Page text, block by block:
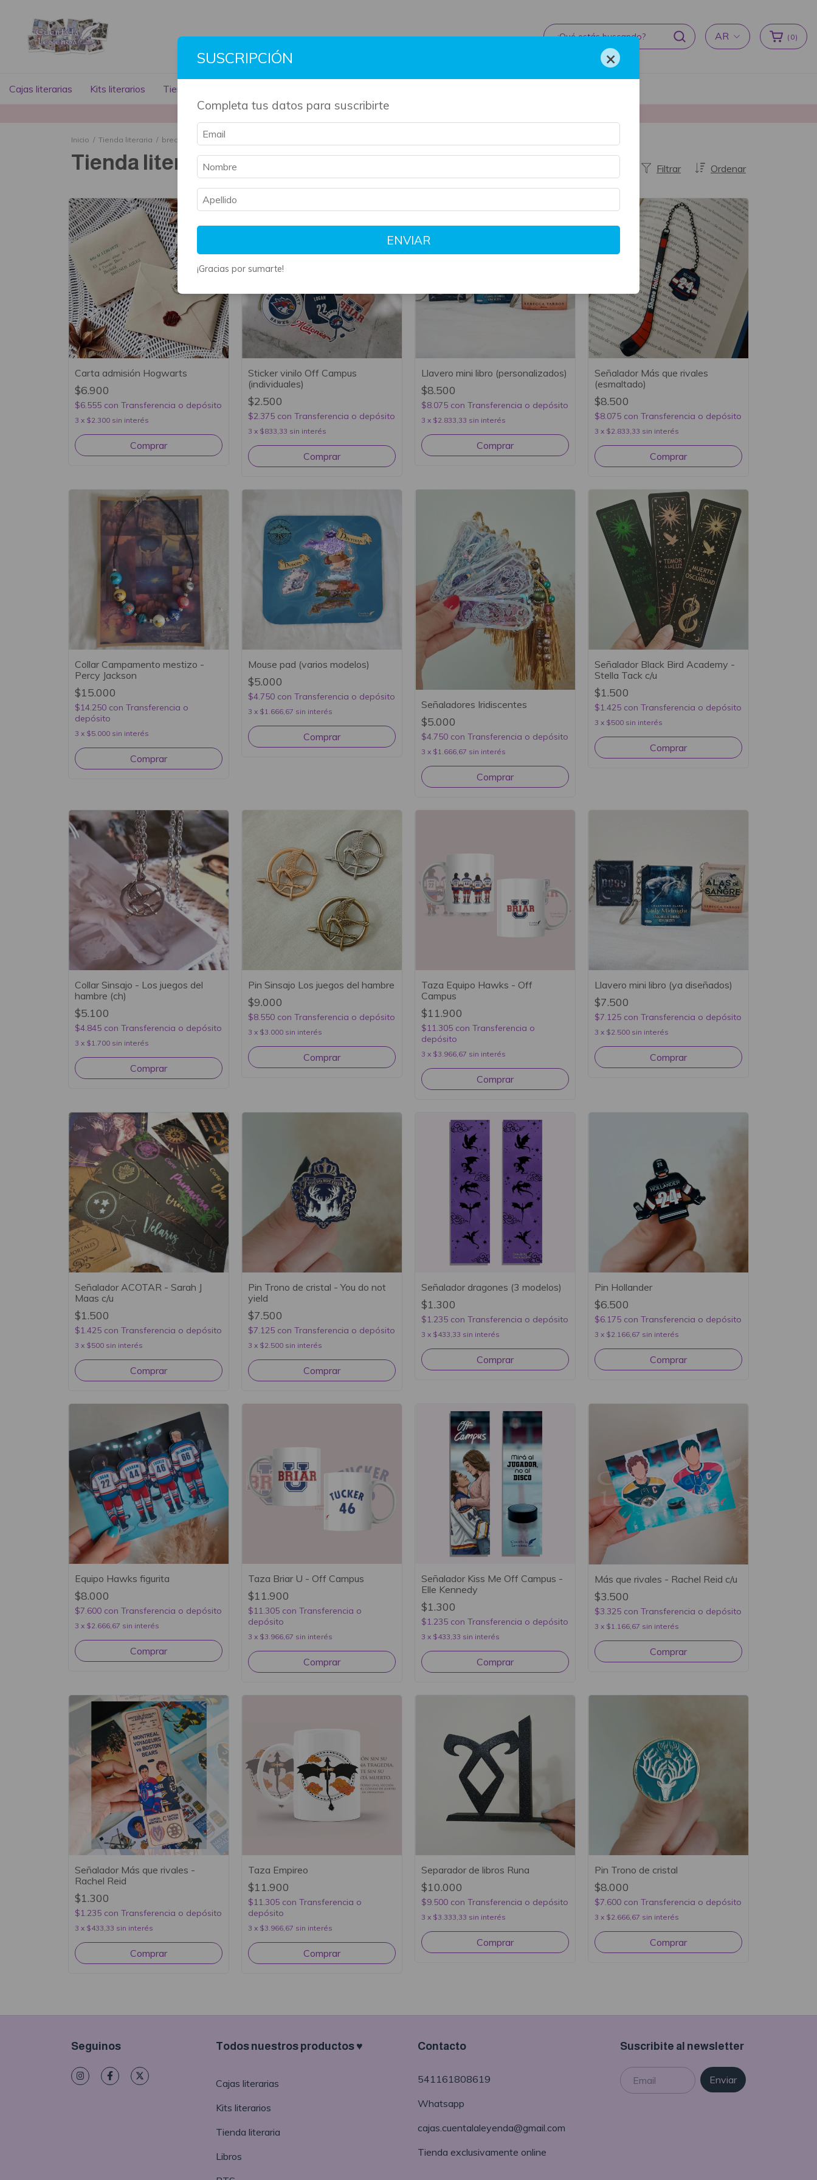
La mayoría de nuestros productos son artesanales y tienen su tiempo de producción ♥
AR ( 0)
Cajas literarias Kits literarios Tienda literaria
Inicio / Tienda literaria / breadcrumbs.marcapaginas-magneticos
Tienda literaria Ordenar
Filtrar
Carta admisión Hogwarts
$6.900
$6.555 con Transferencia o depósito
3 x $2.300 sin interés
Sticker vinilo Off Campus
(individuales)
$2.500
$2.375 con Transferencia o depósito
3 x $833,33 sin interés
Comprar
Llavero mini libro (personalizados)
$8.500
$8.075 con Transferencia o depósito
3 x $2.833,33 sin interés
Señalador Más que rivales
(esmaltado)
$8.500
$8.075 con Transferencia o depósito
3 x $2.833,33 sin interés
Comprar
Collar Campamento mestizo -
Percy Jackson
$15.000
$14.250 con Transferencia o
depósito
3 x $5.000 sin interés
Comprar
Mouse pad (varios modelos)
$5.000
$4.750 con Transferencia o depósito
3 x $1.666,67 sin interés
Comprar
Señaladores Iridiscentes
$5.000
$4.750 con Transferencia o depósito
3 x $1.666,67 sin interés
Comprar
Señalador Black Bird Academy -
Stella Tack c/u
$1.500
$1.425 con Transferencia o depósito
3 x $500 sin interés
Collar Sinsajo - Los juegos del
hambre (ch)
$5.100
$4.845 con Transferencia o depósito
3 x $1.700 sin interés
Pin Sinsajo Los juegos del hambre
$9.000
$8.550 con Transferencia o depósito
3 x $3.000 sin interés
Comprar
Taza Equipo Hawks - Off
Campus
$11.900
$11.305 con Transferencia o
depósito
3 x $3.966,67 sin interés
Llavero mini libro (ya diseñados)
$7.500
$7.125 con Transferencia o depósito
3 x $2.500 sin interés
Señalador ACOTAR - Sarah J
Maas c/u
$1.500
$1.425 con Transferencia o depósito
3 x $500 sin interés
Pin Trono de cristal - You do not
yield
$7.500
$7.125 con Transferencia o depósito
3 x $2.500 sin interés
Señalador dragones (3 modelos)
$1.300
$1.235 con Transferencia o depósito
3 x $433,33 sin interés
Comprar
Pin Hollander
$6.500
$6.175 con Transferencia o depósito
3 x $2.166,67 sin interés
Equipo Hawks figurita
$8.000
$7.600 con Transferencia o depósito
3 x $2.666,67 sin interés
Taza Briar U - Off Campus
$11.900
$11.305 con Transferencia o
depósito
3 x $3.966,67 sin interés
Comprar
Señalador Kiss Me Off Campus -
Elle Kennedy
$1.300
$1.235 con Transferencia o depósito
3 x $433,33 sin interés
Más que rivales - Rachel Reid c/u
$3.500
$3.325 con Transferencia o depósito
3 x $1.166,67 sin interés
Señalador Más que rivales -
Rachel Reid
$1.300
$1.235 con Transferencia o depósito
3 x $433,33 sin interés
Taza Empireo
$11.900
$11.305 con Transferencia o
depósito
3 x $3.966,67 sin interés
Separador de libros Runa
$10.000
$9.500 con Transferencia o depósito
3 x $3.333,33 sin interés
Pin Trono de cristal
$8.000
$7.600 con Transferencia o depósito
3 x $2.666,67 sin interés
Seguinos Todos nuestros productos ♥
Cajas literarias
Kits literarios
Tienda literaria
Libros
Contacto
541161808619
Whatsapp
cajas.cuentalaleyenda@gmail.com
Tienda exclusivamente online
Suscribite al newsletter
SUSCRIPCIÓN ×
Completa tus datos para suscribirte
ENVIAR
¡Gracias por sumarte!